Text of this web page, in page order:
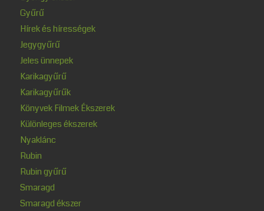
Gyűrű
Hírek és hírességek
Jegygyűrű
Jeles ünnepek
Karikagyűrű
Karikagyűrűk
Könyvek Filmek Ékszerek
Különleges ékszerek
Nyaklánc
Rubin
Rubin gyűrű
Smaragd
Smaragd ékszer